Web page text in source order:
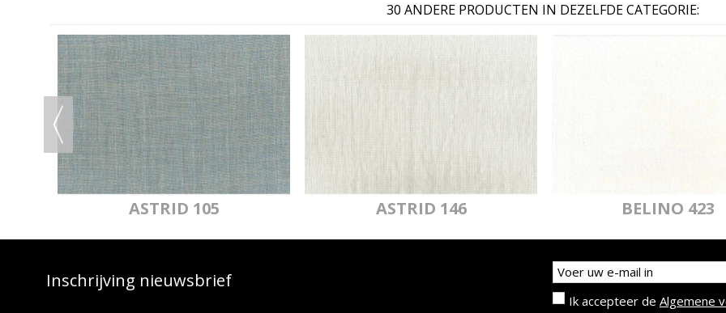
30 ANDERE PRODUCTEN IN DEZELFDE CATEGORIE:
ASTRID 105 ASTRID 146 BELINO 423
Inschrijving nieuwsbrief
Ik accepteer de Algemene